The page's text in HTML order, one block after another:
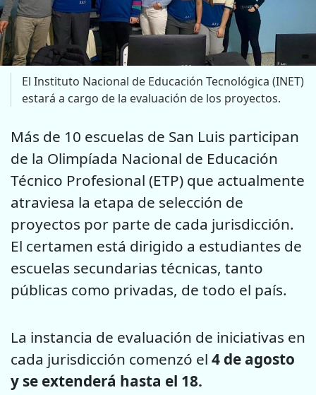
El Instituto Nacional de Educación Tecnológica (INET)
estará a cargo de la evaluación de los proyectos.
Más de 10 escuelas de San Luis participan
de la Olimpíada Nacional de Educación
Técnico Profesional (ETP) que actualmente
atraviesa la etapa de selección de
proyectos por parte de cada jurisdicción.
El certamen está dirigido a estudiantes de
escuelas secundarias técnicas, tanto
públicas como privadas, de todo el país.
La instancia de evaluación de iniciativas en
cada jurisdicción comenzó el 4 de agosto
y se extenderá hasta el 18.